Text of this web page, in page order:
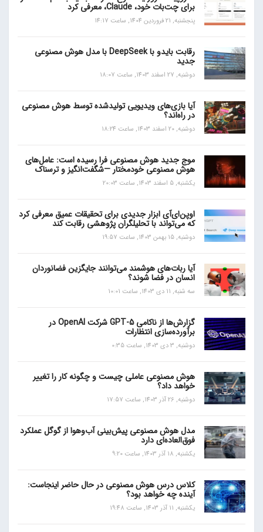
برای چت‌بات خود، Claude، معرفی کرد
پنجشنبه, 21 فروردین 1404, ساعت 14:17
رقابت بایدو با DeepSeek با مدل هوش مصنوعی
جدید
دوشنبه, 27 اسفند 1403, ساعت 18:07
آیا بازی‌های ویدیویی تولیدشده توسط هوش مصنوعی
در راه‌اند؟
دوشنبه, 20 اسفند 1403, ساعت 18:24
موج جدید هوش مصنوعی فرا رسیده است: عامل‌های
هوش مصنوعی خودمختار —شگفت‌انگیز و ترسناک
یکشنبه, 5 اسفند 1403, ساعت 20:03
اوپن‌ای‌آی ابزار جدیدی برای تحقیقات عمیق معرفی کرد
که می‌تواند با تحلیلگران پژوهشی رقابت کند
دوشنبه, 15 بهمن 1403, ساعت 19:57
آیا ربات‌های هوشمند می‌توانند جایگزین فضانوردان
انسان در فضا شوند؟
سه شنبه, 11 دی 1403, ساعت 10:01
گزارش‌ها از ناکامی GPT-5 شرکت OpenAI در
برآورده‌سازی انتظارات
دوشنبه, 3 دی 1403, ساعت 0:35
هوش مصنوعی عاملی چیست و چگونه کار را تغییر
خواهد داد؟
دوشنبه, 26 آذر 1403, ساعت 17:57
مدل هوش مصنوعی پیش‌بینی آب‌و‌هوا از گوگل عملکرد
فوق‌العاده‌ای دارد
یکشنبه, 18 آذر 1403, ساعت 9:20
کلاس درس هوش مصنوعی در حال حاضر اینجاست:
آینده چه خواهد بود؟
یکشنبه, 11 آذر 1403, ساعت 19:48